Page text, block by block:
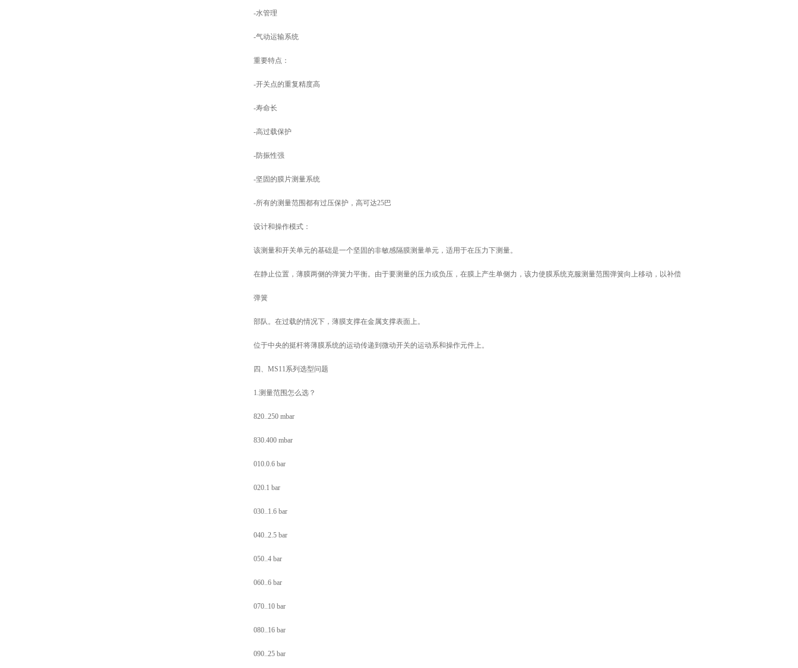
-水管理
-气动运输系统
重要特点：
-开关点的重复精度高
-寿命长
-高过载保护
-防振性强
-坚固的膜片测量系统
-所有的测量范围都有过压保护，高可达25巴
设计和操作模式：
该测量和开关单元的基础是一个坚固的非敏感隔膜测量单元，适用于在压力下测量。
在静止位置，薄膜两侧的弹簧力平衡。由于要测量的压力或负压，在膜上产生单侧力，该力使膜系统克服测量范围弹簧向上移动，以补偿
弹簧
部队。在过载的情况下，薄膜支撑在金属支撑表面上。
位于中央的挺杆将薄膜系统的运动传递到微动开关的运动系和操作元件上。
四、MS11系列选型问题
1.测量范围怎么选？
820..250 mbar
830.400 mbar
010.0.6 bar
020.1 bar
030..1.6 bar
040..2.5 bar
050..4 bar
060..6 bar
070..10 bar
080..16 bar
090..25 bar